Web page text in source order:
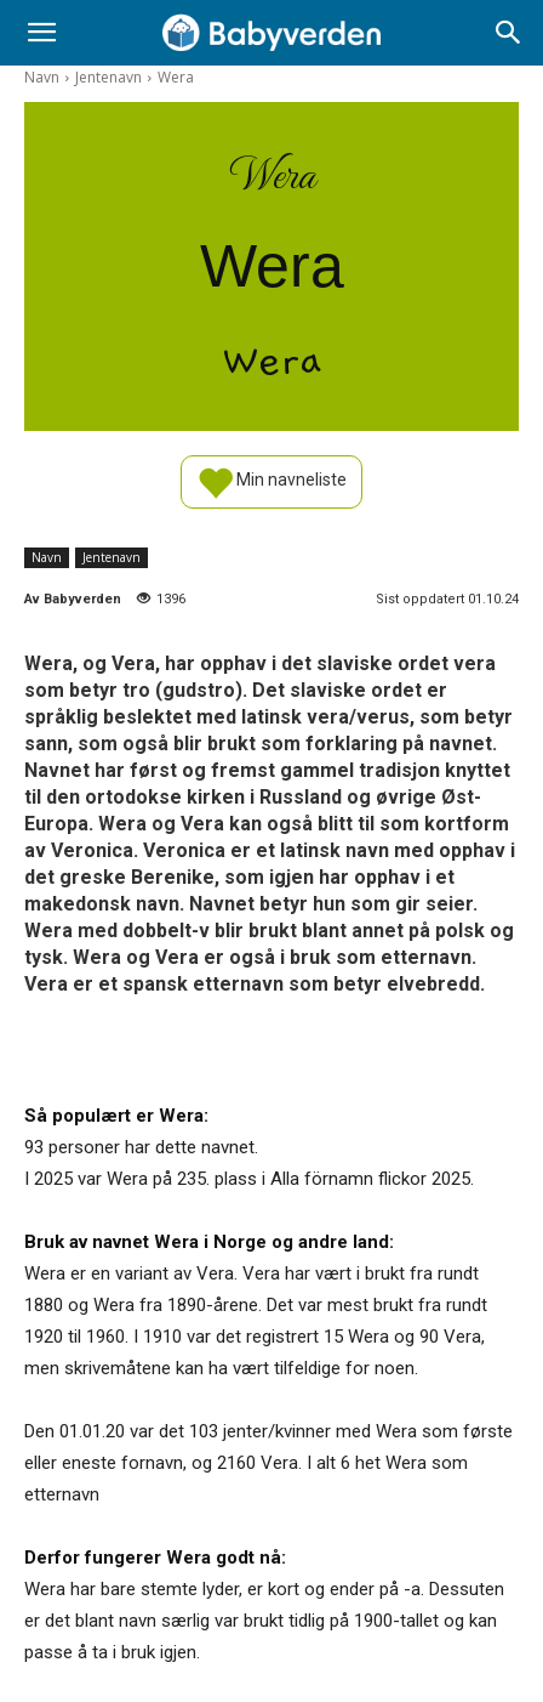
Navn Jentenavn Wera
Wera
Wera
Wera
Min navneliste
Navn Jentenavn
Av Babyverden 1396 Sist oppdatert 01.10.24
Wera, og Vera, har opphav i det slaviske ordet vera
som betyr tro (gudstro). Det slaviske ordet er
språklig beslektet med latinsk vera/verus, som betyr
sann, som også blir brukt som forklaring på navnet.
Navnet har først og fremst gammel tradisjon knyttet
til den ortodokse kirken i Russland og øvrige Øst-
Europa. Wera og Vera kan også blitt til som kortform
av Veronica. Veronica er et latinsk navn med opphav i
det greske Berenike, som igjen har opphav i et
makedonsk navn. Navnet betyr hun som gir seier.
Wera med dobbelt-v blir brukt blant annet på polsk og
tysk. Wera og Vera er også i bruk som etternavn.
Vera er et spansk etternavn som betyr elvebredd.
Så populært er Wera:
93 personer har dette navnet.
I 2025 var Wera på 235. plass i Alla förnamn flickor 2025.
Bruk av navnet Wera i Norge og andre land:
Wera er en variant av Vera. Vera har vært i brukt fra rundt
1880 og Wera fra 1890-årene. Det var mest brukt fra rundt
1920 til 1960. I 1910 var det registrert 15 Wera og 90 Vera,
men skrivemåtene kan ha vært tilfeldige for noen.
Den 01.01.20 var det 103 jenter/kvinner med Wera som første
eller eneste fornavn, og 2160 Vera. I alt 6 het Wera som
etternavn
Derfor fungerer Wera godt nå:
Wera har bare stemte lyder, er kort og ender på -a. Dessuten
er det blant navn særlig var brukt tidlig på 1900-tallet og kan
passe å ta i bruk igjen.